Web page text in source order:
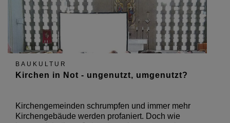
BAUKULTUR
Kirchen in Not - ungenutzt, umgenutzt?
Kirchengemeinden schrumpfen und immer mehr
Kirchengebäude werden profaniert. Doch wie